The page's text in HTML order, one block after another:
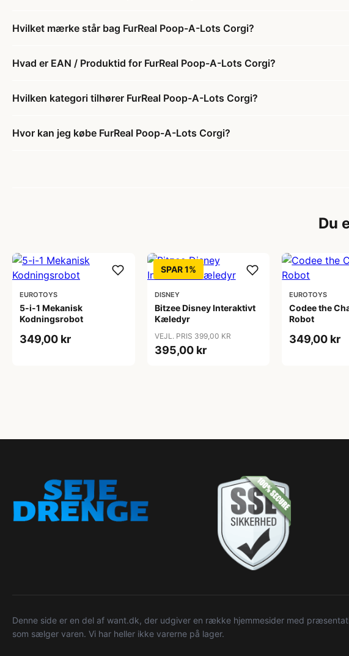
Hvilket mærke står bag FurReal Poop-A-Lots Corgi?
Hvad er EAN / Produktid for FurReal Poop-A-Lots Corgi?
Hvilken kategori tilhører FurReal Poop-A-Lots Corgi?
Hvor kan jeg købe FurReal Poop-A-Lots Corgi?
Du
EUROTOYS
5-i-1 Mekanisk
Kodningsrobot
349,00 kr
SPAR 1%
DISNEY
Bitzee Disney Interaktivt
Kæledyr
VEJL. PRIS 399,00 KR
395,00 kr
EUROTOYS
Codee the
Robot
349,00 kr
Denne side er en del af want.dk, der udgiver en række hjemmesider med
som sælger varen. Vi har heller ikke varerne på lager.